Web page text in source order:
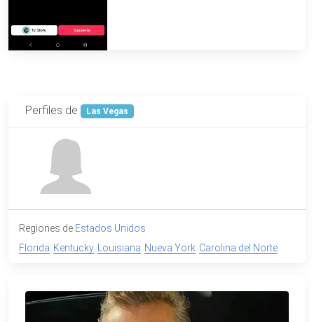
Perfiles de Las Vegas
Regiones de Estados Unidos
Florida Kentucky Louisiana Nueva York Carolina del Norte